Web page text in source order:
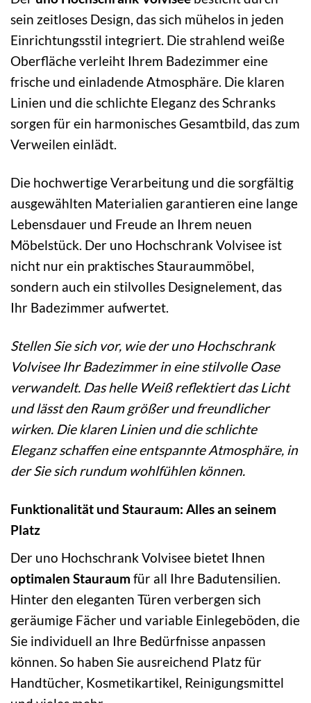
sein zeitloses Design, das sich mühelos in jeden
Einrichtungsstil integriert. Die strahlend weiße
Oberfläche verleiht Ihrem Badezimmer eine
frische und einladende Atmosphäre. Die klaren
Linien und die schlichte Eleganz des Schranks
sorgen für ein harmonisches Gesamtbild, das zum
Verweilen einlädt.
Die hochwertige Verarbeitung und die sorgfältig
ausgewählten Materialien garantieren eine lange
Lebensdauer und Freude an Ihrem neuen
Möbelstück. Der uno Hochschrank Volvisee ist
nicht nur ein praktisches Stauraummöbel,
sondern auch ein stilvolles Designelement, das
Ihr Badezimmer aufwertet.
Stellen Sie sich vor, wie der uno Hochschrank
Volvisee Ihr Badezimmer in eine stilvolle Oase
verwandelt. Das helle Weiß reflektiert das Licht
und lässt den Raum größer und freundlicher
wirken. Die klaren Linien und die schlichte
Eleganz schaffen eine entspannte Atmosphäre, in
der Sie sich rundum wohlfühlen können.
Funktionalität und Stauraum: Alles an seinem
Platz
Der uno Hochschrank Volvisee bietet Ihnen
optimalen Stauraum für all Ihre Badutensilien.
Hinter den eleganten Türen verbergen sich
geräumige Fächer und variable Einlegeböden, die
Sie individuell an Ihre Bedürfnisse anpassen
können. So haben Sie ausreichend Platz für
Handtücher, Kosmetikartikel, Reinigungsmittel